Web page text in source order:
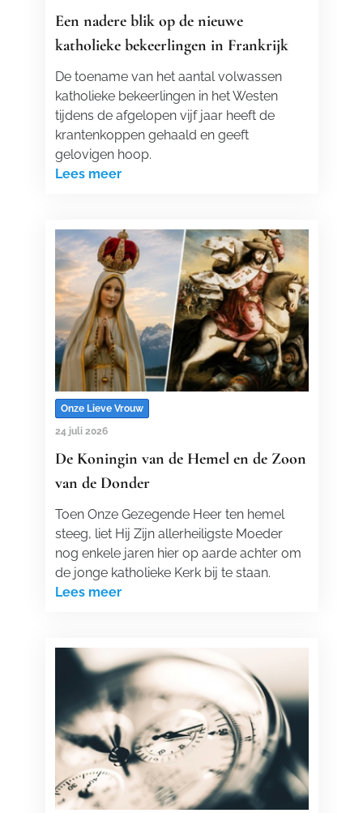
Een nadere blik op de nieuwe
katholieke bekeerlingen in Frankrijk
De toename van het aantal volwassen
katholieke bekeerlingen in het Westen
tijdens de afgelopen vijf jaar heeft de
krantenkoppen gehaald en geeft
gelovigen hoop.
Lees meer
Onze Lieve Vrouw
24 juli 2026
De Koningin van de Hemel en de Zoon
van de Donder
Toen Onze Gezegende Heer ten hemel
steeg, liet Hij Zijn allerheiligste Moeder
nog enkele jaren hier op aarde achter om
de jonge katholieke Kerk bij te staan.
Lees meer